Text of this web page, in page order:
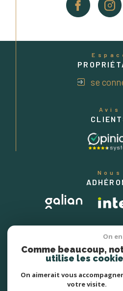
se
Avis
Nous
On
Comme beaucoup,
utilise les
On aimerait vous
votre visite.